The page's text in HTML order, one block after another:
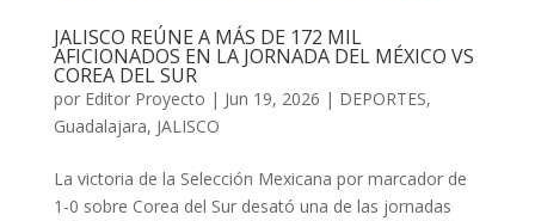
JALISCO REÚNE A MÁS DE 172 MIL
AFICIONADOS EN LA JORNADA DEL MÉXICO VS
COREA DEL SUR
por Editor Proyecto | Jun 19, 2026 | DEPORTES,
Guadalajara, JALISCO
La victoria de la Selección Mexicana por marcador de
1-0 sobre Corea del Sur desató una de las jornadas